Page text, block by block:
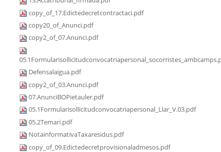
copy_of_17.Edictedecretcontractaci.pdf
copy20_of_Anunci.pdf
copy2_of_07.Anunci.pdf
Defensalaigua.pdf
copy2_of_03.Anunci.pdf
07.AnunciBOPietauler.pdf
05.1Formularisollicitudconvocatriapersonal_Llar_V.03.pdf
05.2Temari.pdf
NotainformativaTaxaresidus.pdf
copy_of_09.Edictedecretprovisionaladmesos.pdf